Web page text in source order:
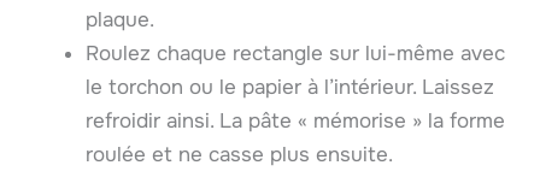
plaque.
Roulez chaque rectangle sur lui-même avec
le torchon ou le papier à l’intérieur. Laissez
refroidir ainsi. La pâte « mémorise » la forme
roulée et ne casse plus ensuite.